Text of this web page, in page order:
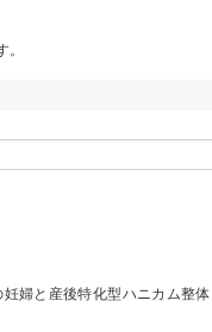
婦と産後特化型ハニカム整体